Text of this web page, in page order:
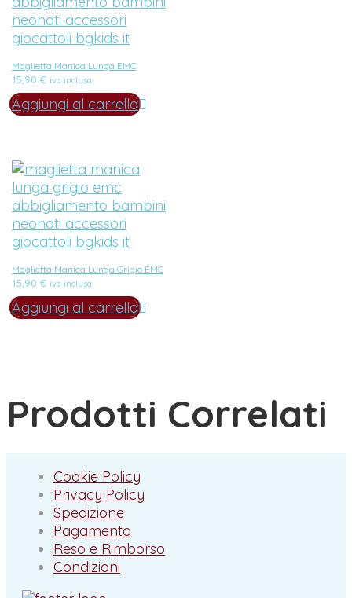
Maglietta Manica Lunga EMC
15,90 € iva inclusa
Aggiungi al carrello
Maglietta Manica Lunga Grigio EMC
15,90 € iva inclusa
Aggiungi al carrello
Prodotti Correlati
Cookie Policy
Privacy Policy
Spedizione
Pagamento
Reso e Rimborso
Condizioni